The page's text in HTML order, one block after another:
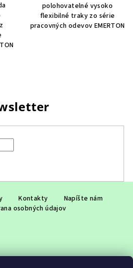
polohovatelné vysoko
flexibilné traky zo série
pracovných odevov EMERTON
Kontakty
Napíšte nám
osobných údajov